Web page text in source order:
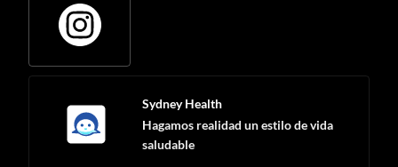
Sydney Health
Hagamos realidad un estilo de vida
saludable